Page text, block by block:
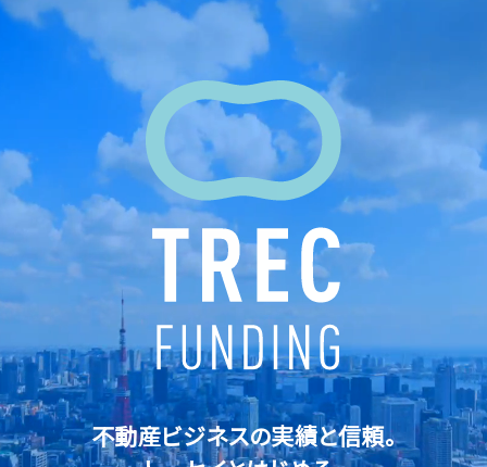
不動産ビジネスの実績と信頼。